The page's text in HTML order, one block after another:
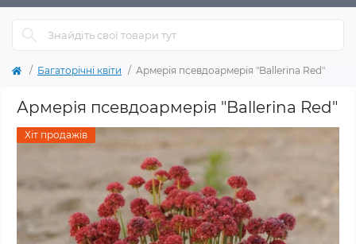
Багаторічні квіти Армерія псевдоармерія "Ballerina Red"
Армерія псевдоармерія "Ballerina Red"
Хіт продажів